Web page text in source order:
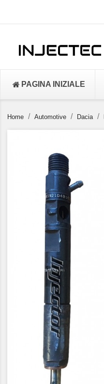
PAGINA INIZIALE
Home Automotive Dacia